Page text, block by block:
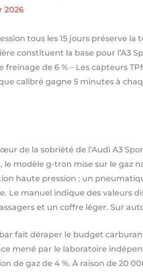
2026
tous les 15 jours préserve
constituent la base pour
freinage de 6 % – Les capteurs
calibré gagne 5 minutes à
de la sobriété de l’Audi A3
le modèle g-tron mise sur le gaz
haute pression ; un
Le manuel indique des valeurs
et un coffre léger. Sur
fait déraper le budget
mené par le laboratoire
de gaz de 4 %. À raison de 20